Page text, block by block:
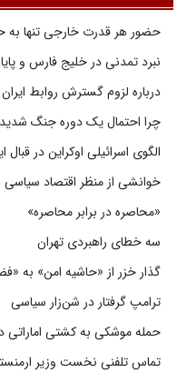
حضور هر قدرت خارجی تنها به
نبرد تمدنی در خلیج فارس و
درباره لزوم گسترش روابط
چرا احتمال یک دوره جنگ شدید
الگوی اسرائیلی اوکراین در قبال
خوانشی از منظر اقتصاد سیاسی
«محاصره در برابر محاصره»
سه خطای راهبردی تهران
گذار خزر از «حاشیه امن» به
ترامپ گرفتار در شن‌زار سیاسی
حمله موشکی به کشتی اماراتی
تماس تلفنی نخست وزیر